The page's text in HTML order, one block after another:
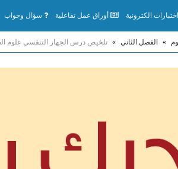
اختبارات الكترونية أوراق عمل تفاعلية سؤال وجواب
» الفصل الثاني » تلخيص درس الجهاز التنفسي علوم الصف